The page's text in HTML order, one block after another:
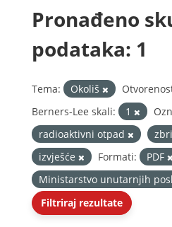
Pronađeno
podataka: 1
Tema: Okoliš
Berners-Lee skali:
1
radioaktivni otpad
izvješće
Formati: PDF
Ministarstvo unutarnjih
Filtriraj rezultate